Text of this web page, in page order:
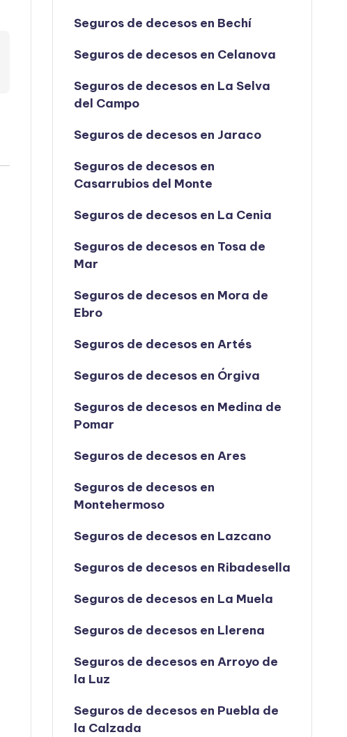
Seguros de decesos en Bechí
Seguros de decesos en Celanova
Seguros de decesos en La Selva
del Campo
Seguros de decesos en Jaraco
Seguros de decesos en
Casarrubios del Monte
Seguros de decesos en La Cenia
Seguros de decesos en Tosa de
Mar
Seguros de decesos en Mora de
Ebro
Seguros de decesos en Artés
Seguros de decesos en Órgiva
Seguros de decesos en Medina de
Pomar
Seguros de decesos en Ares
Seguros de decesos en
Montehermoso
Seguros de decesos en Lazcano
Seguros de decesos en Ribadesella
Seguros de decesos en La Muela
Seguros de decesos en Llerena
Seguros de decesos en Arroyo de
la Luz
Seguros de decesos en Puebla de
la Calzada